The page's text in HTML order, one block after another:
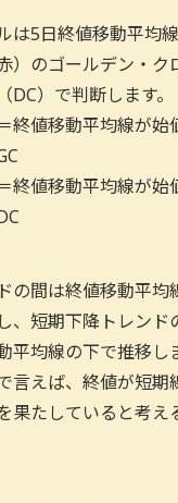
は5日終値移動平均
）のゴールデン・ク
DC）で判断します。
終値移動平均線が始
終値移動平均線が始
の間は終値移動平均
、短期下降トレンド
平均線の下で推移し
言えば、終値が短期
果たしていると考え